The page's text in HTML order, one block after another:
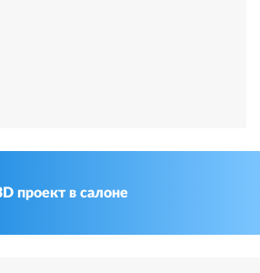
проект в салоне